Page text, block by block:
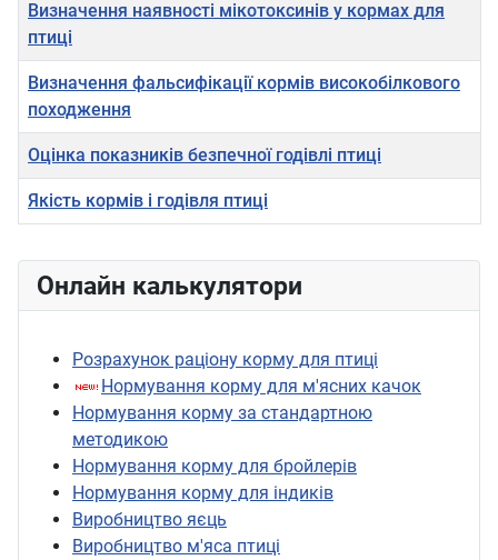
Заголовок
Визначення наявності мікотоксинів у кормах для
птиці
Визначення фальсифікації кормів високобілкового
походження
Оцінка показників безпечної годівлі птиці
Якість кормів і годівля птиці
Онлайн калькулятори
Розрахунок раціону корму для птиці
Нормування корму для м'ясних качок
Нормування корму за стандартною
методикою
Нормування корму для бройлерів
Нормування корму для індиків
Виробництво яєць
Виробництво м'яса птиці